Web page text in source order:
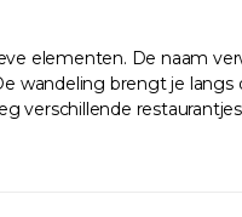
elementen. De naam
brengt je
verschillende